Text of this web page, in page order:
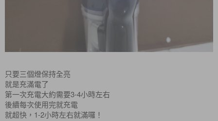
只要三個燈保持全亮
就是充滿電了
第一次充電大約需要3-4小時左右
後續每次使用完就充電
就超快， 1-2小時左右就滿囉！